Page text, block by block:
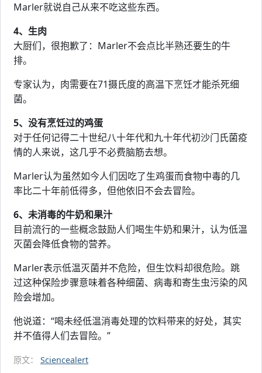
Marler就说自己从来不吃这些东西。
4、生肉
大厨们，很抱歉了：Marler不会点比半熟还要生的牛
排。
专家认为，肉需要在71摄氏度的高温下烹饪才能杀死细
菌。
5、没有烹饪过的鸡蛋
对于任何记得二十世纪八十年代和九十年代初沙门氏菌疫
情的人来说，这几乎不必费脑筋去想。
Marler认为虽然如今人们因吃了生鸡蛋而食物中毒的几
率比二十年前低得多，但他依旧不会去冒险。
6、未消毒的牛奶和果汁
目前流行的一些概念鼓励人们喝生牛奶和果汁，认为低温
灭菌会降低食物的营养。
Marler表示低温灭菌并不危险，但生饮料却很危险。跳
过这种保险步骤意味着各种细菌、病毒和寄生虫污染的风
险会增加。
他说道：“喝未经低温消毒处理的饮料带来的好处，其实
并不值得人们去冒险。”
原文： Sciencealert